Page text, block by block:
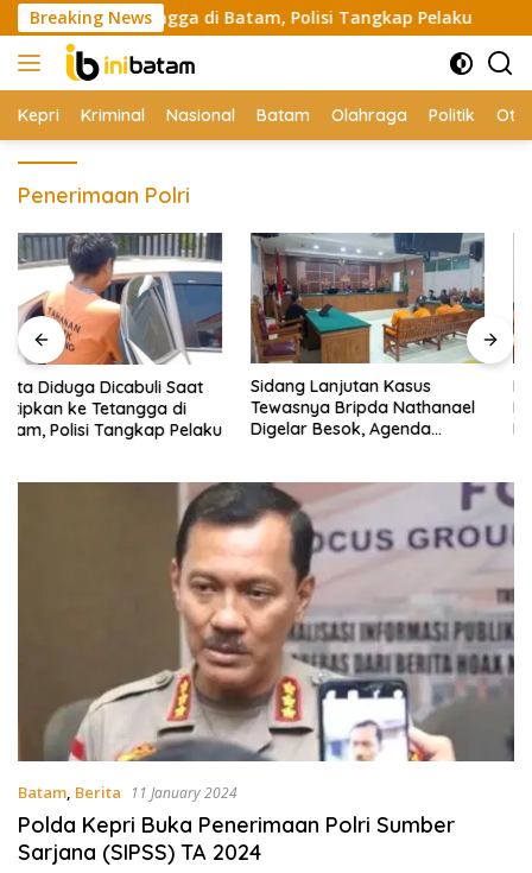
Skip
to
content
Breaking News
Tetangga di Batam, Polisi Tangkap Pelaku Sidang
Kepri Kriminal Nasional Batam Olahraga Politik
Penerimaan Polri
Sidang Lanjutan Kasus
Tewasnya Bripda Nathanael
Digelar Besok, Agenda
BNN RI Bongkar Jaringan
Narkoba Lintas Negara di
Batam, Tujuh Orang
Batam, Berita 11 January 2024
Polda Kepri Buka Penerimaan Polri Sumber
Sarjana (SIPSS) TA 2024